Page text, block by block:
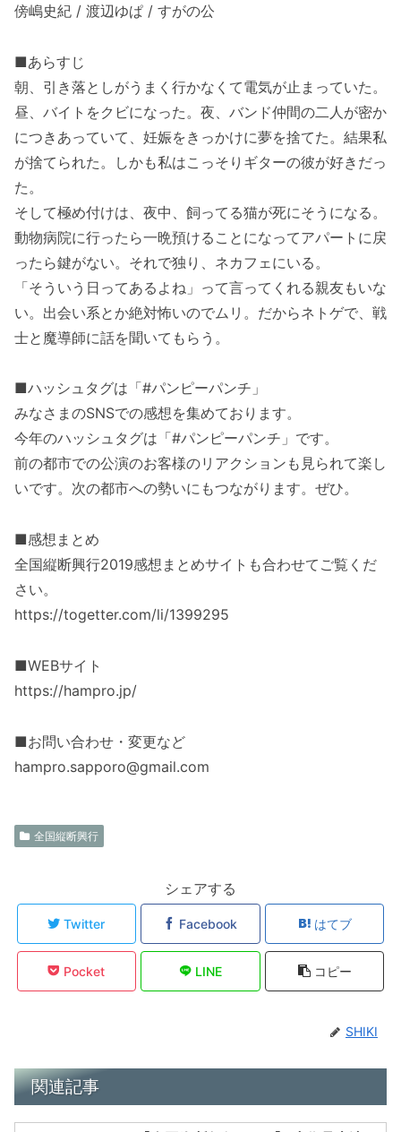
傍嶋史紀 / 渡辺ゆぱ / すがの公
■あらすじ
朝、引き落としがうまく行かなくて電気が止まっていた。
昼、バイトをクビになった。夜、バンド仲間の二人が密か
につきあっていて、妊娠をきっかけに夢を捨てた。結果私
が捨てられた。しかも私はこっそりギターの彼が好きだっ
た。
そして極め付けは、夜中、飼ってる猫が死にそうになる。
動物病院に行ったら一晩預けることになってアパートに戻
ったら鍵がない。それで独り、ネカフェにいる。
「そういう日ってあるよね」って言ってくれる親友もいな
い。出会い系とか絶対怖いのでムリ。だからネトゲで、戦
士と魔導師に話を聞いてもらう。
■ハッシュタグは「#パンピーパンチ」
みなさまのSNSでの感想を集めております。
今年のハッシュタグは「#パンピーパンチ」です。
前の都市での公演のお客様のリアクションも見られて楽し
いです。次の都市への勢いにもつながります。ぜひ。
■感想まとめ
全国縦断興行2019感想まとめサイトも合わせてご覧くだ
さい。
https://togetter.com/li/1399295
■WEBサイト
https://hampro.jp/
■お問い合わせ・変更など
hampro.sapporo@gmail.com
全国縦断興行
シェアする
Twitter Facebook はてブ
Pocket LINE コピー
SHIKI
関連記事